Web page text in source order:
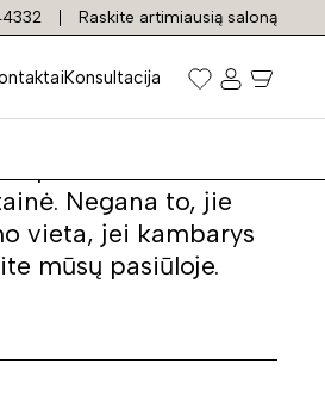
Raskite artimiausią saloną
Konsultacija
tipo foteliai atrodo
Negana to, jie
vieta, jei kambarys
mūsų pasiūloje.